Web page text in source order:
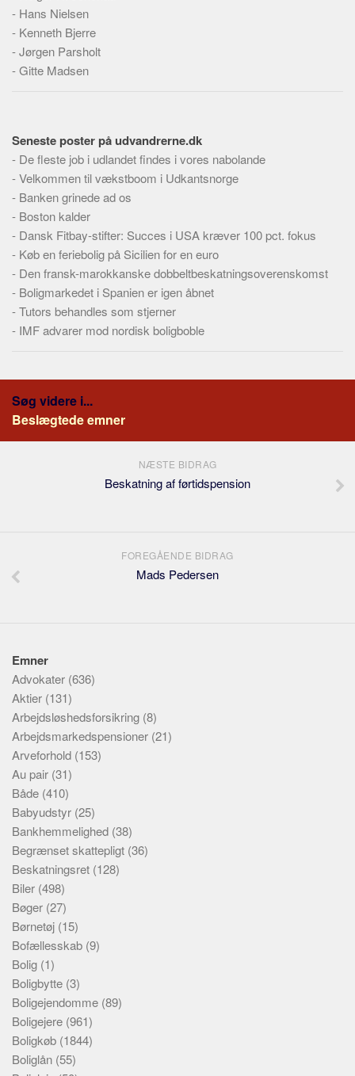
Skribenter
Personer
Steder
Webstedet
Forhistorien
Redigering
Tekstannoncer
Bannere
Hjælp
- Hans Nielsen
- Kenneth Bjerre
-Jørgen Parsholt
-Gitte Madsen
Seneste poster på udvandrerne.dk
- De fleste job i udlandet findes i vores nabolande
-Velkommen til vækstboom i Udkantsnorge
- Banken grinede ad os
- Boston kalder
- Dansk Fitbay-stifter: Succes i USA kræver 100 pct. fokus
- Køb en feriebolig på Sicilien for en euro
- Den fransk-marokkanske dobbeltbeskatningsoverenskomst
- Boligmarkedet i Spanien er igen åbnet
-Tutors behandles som stjerner
- IMF advarer mod nordisk boligboble
Søg videre i...
Beslægtede emner
NÆSTE BIDRAG
Beskatning af førtidspension
FOREGÅENDE BIDRAG
Mads Pedersen
Emner
Advokater (636)
Aktier (131)
Arbejdsløshedsforsikring (8)
Arbejdsmarkedspensioner (21)
Arveforhold (153)
Au pair (31)
Både (410)
Babyudstyr (25)
Bankhemmelighed (38)
Begrænset skattepligt (36)
Beskatningsret (128)
Biler (498)
Bøger (27)
Børnetøj (15)
Bofællesskab (9)
Bolig (1)
Boligbytte (3)
Boligejendomme (89)
Boligejere (961)
Boligkøb (1844)
Boliglån (55)